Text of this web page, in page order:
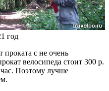
год
проката с не очень
велосипеда стоит 300 р.
Поэтому лучше